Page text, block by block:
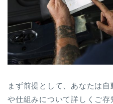
まず前提として、あなたは
や仕組みについて詳しくご存